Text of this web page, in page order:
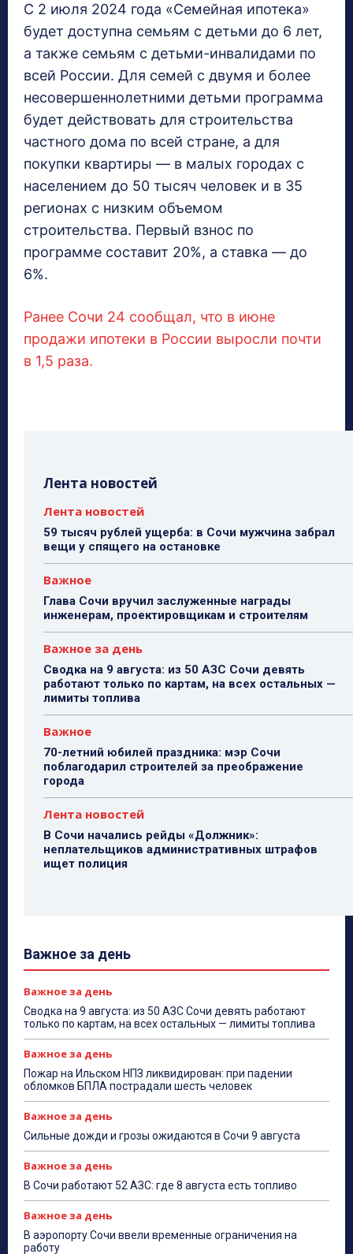
С 2 июля 2024 года «Семейная ипотека»
будет доступна семьям с детьми до 6 лет,
а также семьям с детьми-инвалидами по
всей России. Для семей с двумя и более
несовершеннолетними детьми программа
будет действовать для строительства
частного дома по всей стране, а для
покупки квартиры — в малых городах с
населением до 50 тысяч человек и в 35
регионах с низким объемом
строительства. Первый взнос по
программе составит 20%, а ставка — до
6%.
Ранее Сочи 24 сообщал, что в июне
продажи ипотеки в России выросли почти
в 1,5 раза.
Лента новостей
Лента новостей
59 тысяч рублей ущерба: в Сочи мужчина забрал
вещи у спящего на остановке
Важное
Глава Сочи вручил заслуженные награды
инженерам, проектировщикам и строителям
Важное за день
Сводка на 9 августа: из 50 АЗС Сочи девять
работают только по картам, на всех остальных —
лимиты топлива
Важное
70-летний юбилей праздника: мэр Сочи
поблагодарил строителей за преображение
города
Лента новостей
В Сочи начались рейды «Должник»:
неплательщиков административных штрафов
ищет полиция
Важное за день
Важное за день
Сводка на 9 августа: из 50 АЗС Сочи девять работают
только по картам, на всех остальных — лимиты топлива
Важное за день
Пожар на Ильском НПЗ ликвидирован: при падении
обломков БПЛА пострадали шесть человек
Важное за день
Сильные дожди и грозы ожидаются в Сочи 9 августа
Важное за день
В Сочи работают 52 АЗС: где 8 августа есть топливо
Важное за день
В аэропорту Сочи ввели временные ограничения на
работу